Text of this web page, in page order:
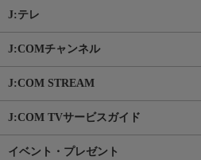
J:テレ
J:COMチャンネル
J:COM STREAM
J:COM TVサービスガイド
イベント・プレゼント